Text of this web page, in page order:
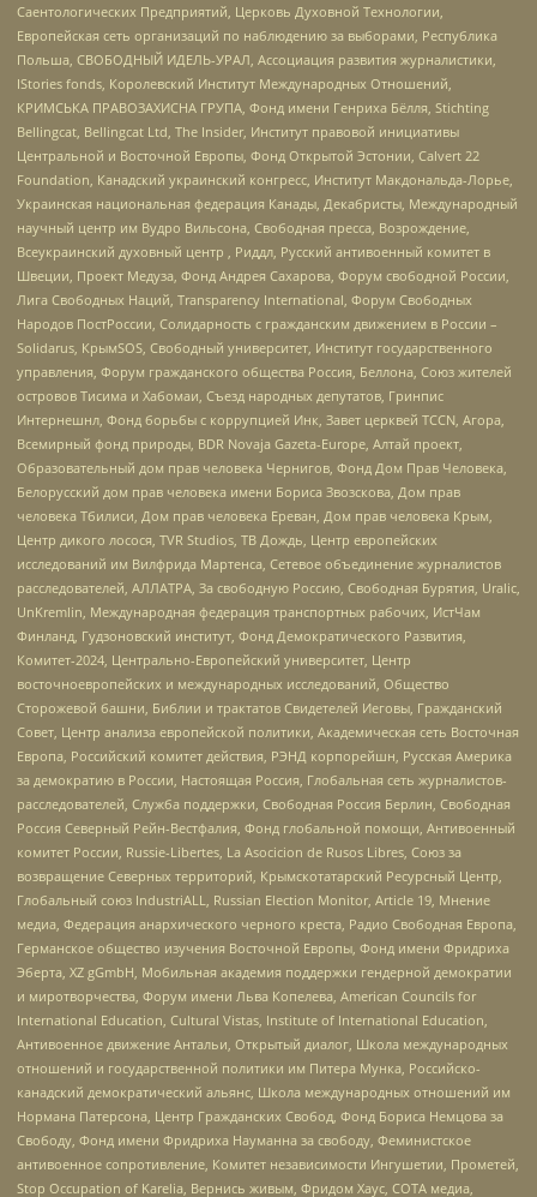
Саентологических Предприятий, Церковь Духовной Технологии,
Европейская сеть организаций по наблюдению за выборами, Республика
Польша, СВОБОДНЫЙ ИДЕЛЬ-УРАЛ, Ассоциация развития журналистики,
IStories fonds, Королевский Институт Международных Отношений,
КРИМСЬКА ПРАВОЗАХИСНА ГРУПА, Фонд имени Генриха Бёлля, Stichting
Bellingcat, Bellingcat Ltd, The Insider, Институт правовой инициативы
Центральной и Восточной Европы, Фонд Открытой Эстонии, Calvert 22
Foundation, Канадский украинский конгресс, Институт Макдональда-Лорье,
Украинская национальная федерация Канады, Декабристы, Международный
научный центр им Вудро Вильсона, Свободная пресса, Возрождение,
Всеукраинский духовный центр , Риддл, Русский антивоенный комитет в
Швеции, Проект Медуза, Фонд Андрея Сахарова, Форум свободной России,
Лига Свободных Наций, Transparеncy International, Форум Свободных
Народов ПостРоссии, Солидарность с гражданским движением в России –
Solidarus, КрымSOS, Свободный университет, Институт государственного
управления, Форум гражданского общества Россия, Беллона, Союз жителей
островов Тисима и Хабомаи, Съезд народных депутатов, Гринпис
Интернешнл, Фонд борьбы с коррупцией Инк, Завет церквей TCCN, Агора,
Всемирный фонд природы, BDR Novaja Gazeta-Europe, Алтай проект,
Образовательный дом прав человека Чернигов, Фонд Дом Прав Человека,
Белорусский дом прав человека имени Бориса Звозскова, Дом прав
человека Тбилиси, Дом прав человека Ереван, Дом прав человека Крым,
Центр дикого лосося, TVR Studios, ТВ Дождь, Центр европейских
исследований им Вилфрида Мартенса, Сетевое объединение журналистов
расследователей, АЛЛАТРА, За свободную Россию, Свободная Бурятия, Uralic,
UnKremlin, Международная федерация транспортных рабочих, ИстЧам
Финланд, Гудзоновский институт, Фонд Демократического Развития,
Комитет-2024, Центрально-Европейский университет, Центр
восточноевропейских и международных исследований, Общество
Сторожевой башни, Библии и трактатов Свидетелей Иеговы, Гражданский
Совет, Центр анализа европейской политики, Академическая сеть Восточная
Европа, Российский комитет действия, РЭНД корпорейшн, Русская Америка
за демократию в России, Настоящая Россия, Глобальная сеть журналистов-
расследователей, Служба поддержки, Свободная Россия Берлин, Свободная
Россия Северный Рейн-Вестфалия, Фонд глобальной помощи, Антивоенный
комитет России, Russie-Libertes, La Asocicion de Rusos Libres, Союз за
возвращение Северных территорий, Крымскотатарский Ресурсный Центр,
Глобальный союз IndustriALL, Russian Election Monitor, Article 19, Мнение
медиа, Федерация анархического черного креста, Радио Свободная Европа,
Германское общество изучения Восточной Европы, Фонд имени Фридриха
Эберта, XZ gGmbH, Мобильная академия поддержки гендерной демократии
и миротворчества, Форум имени Льва Копелева, American Councils for
International Education, Cultural Vistas, Institute of International Education,
Антивоенное движение Антальи, Открытый диалог, Школа международных
отношений и государственной политики им Питера Мунка, Российско-
канадский демократический альянс, Школа международных отношений им
Нормана Патерсона, Центр Гражданских Свобод, Фонд Бориса Немцова за
Свободу, Фонд имени Фридриха Науманна за свободу, Феминистское
антивоенное сопротивление, Комитет независимости Ингушетии, Прометей,
Stop Occupation of Karelia, Вернись живым, Фридом Хаус, СОТА медиа,